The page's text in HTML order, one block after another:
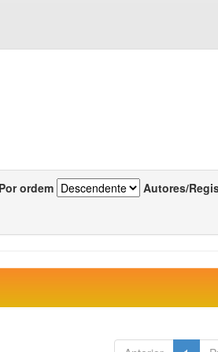
Por ordem Autores/